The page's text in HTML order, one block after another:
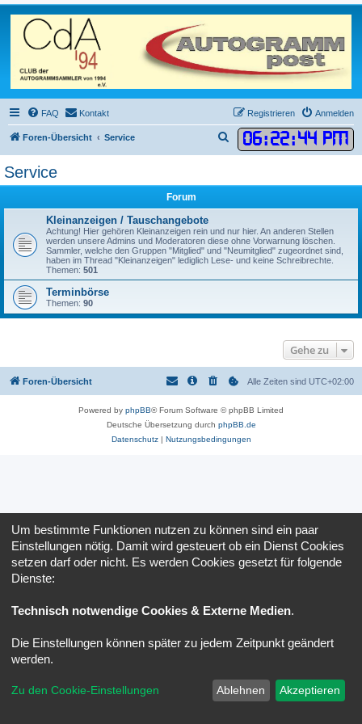
FAQ Kontakt Anmelden
Registrieren
Foren-Übersicht Service 06:22:44 PM
u
Service
Forum
Kleinanzeigen / Tauschangebote
Achtung! Hier gehören Kleinanzeigen rein und nur hier. An anderen Stellen
werden unsere Admins und Moderatoren diese ohne Vorwarnung löschen.
Sammler, welche den Gruppen "Mitglied" und "Neumitglied" zugeordnet sind,
haben im Thread "Kleinanzeigen" lediglich Lese- und keine Schreibrechte.
Themen: 501
Terminbörse
Themen: 90
Gehe zu
Foren-Übersicht Alle Zeiten sind UTC+02:00
Powered by phpBB® Forum Software © phpBB Limited
Deutsche Übersetzung durch phpBB.de
Datenschutz| Nutzungsbedingungen
Um bestimmte Funktionen nutzen zu können sind ein paar
Einstellungen nötig. Damit wird gesteuert ob ein Dienst Cookies
setzen darf oder nicht. Es werden Cookies gesetzt für folgende
Dienste:
Technisch notwendige Cookies & Externe Medien.
Die Einstellungen können später zu jedem Zeitpunkt geändert
werden.
Zu den Cookie-Einstellungen Ablehnen Akzeptieren